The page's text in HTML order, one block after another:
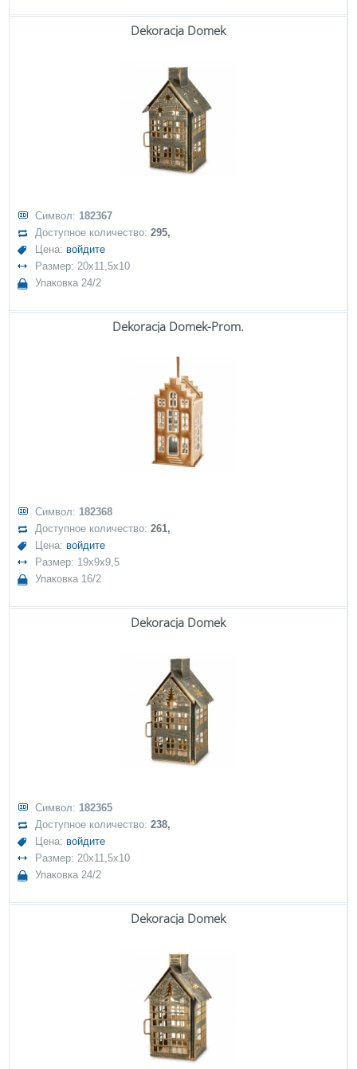
Dekoracja Domek
Символ: 182367
Доступное количество:295,
Цена: войдите
Размер: 20x11,5x10
Упаковка 24/2
Dekoracja Domek-Prom.
Символ: 182368
Доступное количество:261,
Цена: войдите
Размер: 19x9x9,5
Упаковка 16/2
Dekoracja Domek
Символ: 182365
Доступное количество:238,
Цена: войдите
Размер: 20x11,5x10
Упаковка 24/2
Dekoracja Domek